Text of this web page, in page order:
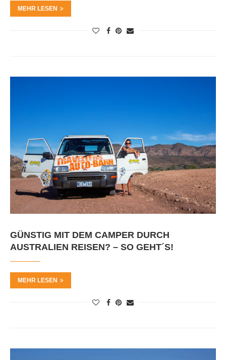
MEHR LESEN
GÜNSTIG MIT DEM CAMPER DURCH
AUSTRALIEN REISEN? – SO GEHT´S!
MEHR LESEN